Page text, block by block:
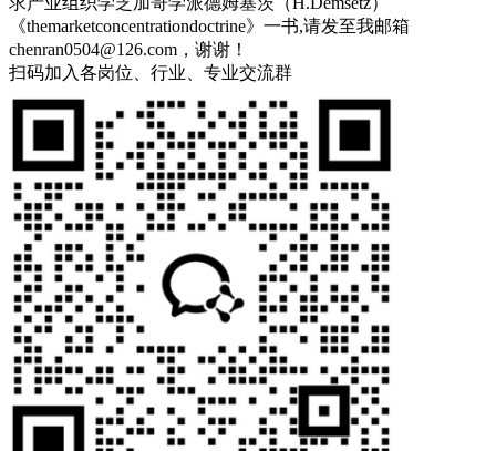
《themarketconcentrationdoctrine》一书,请发至我邮箱
chenran0504@126.com，谢谢！
扫码加入各岗位、行业、专业交流群